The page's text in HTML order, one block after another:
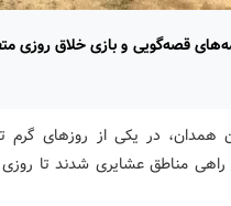
قصه‌گویی و بازی خلاق روزی
در یکی از روزهای گرم
مناطق عشایری شدند تا روزی